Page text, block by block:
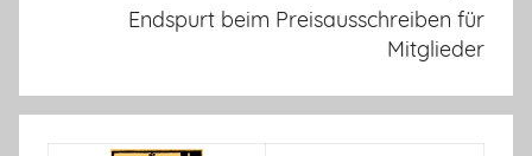
Endspurt beim Preisausschreiben für
Mitglieder